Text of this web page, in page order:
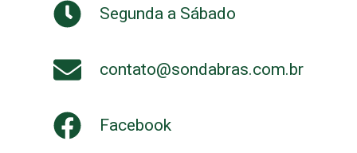
Segunda a Sábado
contato@sondabras.com.br
Facebook